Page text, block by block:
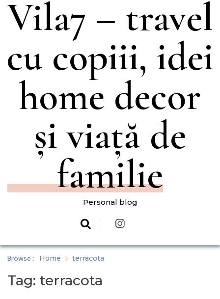
Vila7 – travel
cu copiii, idei
home decor
și viață de
familie
Personal blog
Browse : Home terracota
Tag: terracota